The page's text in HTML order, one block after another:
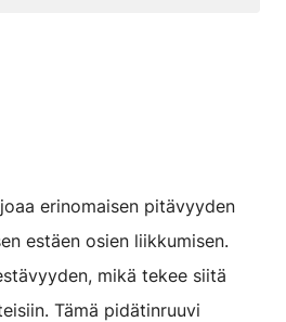
erinomaisen pitävyyden
estäen osien liikkumisen.
mikä tekee siitä
Tämä pidätinruuvi